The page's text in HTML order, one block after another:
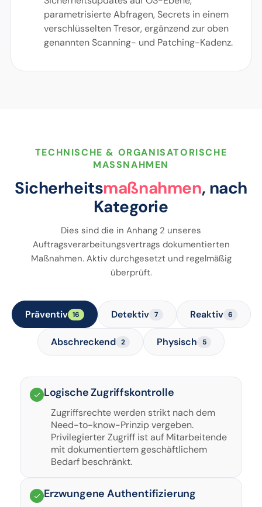
parametrisierte Abfragen, Secrets in einem
verschlüsselten Tresor, ergänzend zur oben
genannten Scanning- und Patching-Kadenz.
TECHNISCHE & ORGANISATORISCHE
MASSNAHMEN
Sicherheitsmaßnahmen, nach
Kategorie
Dies sind die in Anhang 2 unseres
Auftragsverarbeitungsvertrags dokumentierten
Maßnahmen. Aktiv durchgesetzt und regelmäßig
überprüft.
Präventiv 16 Detektiv 7 Reaktiv 6
Abschreckend 2 Physisch 5
Logische Zugriffskontrolle
Zugriffsrechte werden strikt nach dem
Need-to-know-Prinzip vergeben.
Privilegierter Zugriff ist auf Mitarbeitende
mit dokumentiertem geschäftlichem
Bedarf beschränkt.
Erzwungene Authentifizierung